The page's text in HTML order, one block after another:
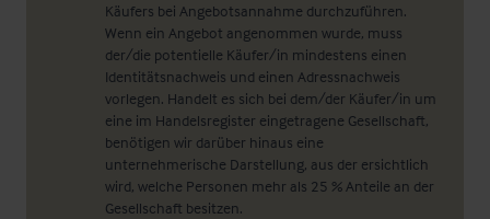
Käufers bei Angebotsannahme durchzuführen.
Wenn ein Angebot angenommen wurde, muss
der/die potentielle Käufer/in mindestens einen
Identitätsnachweis und einen Adressnachweis
vorlegen. Handelt es sich bei dem/der Käufer/in um
eine im Handelsregister eingetragene Gesellschaft,
benötigen wir darüber hinaus eine
unternehmerische Darstellung, aus der ersichtlich
wird, welche Personen mehr als 25 % Anteile an der
Gesellschaft besitzen.